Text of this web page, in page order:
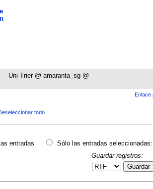
Uni-Trier @ amaranta_sg @
Enlace
todo
entradas
Sólo las entradas seleccionadas:
Guardar registros:
Guardar